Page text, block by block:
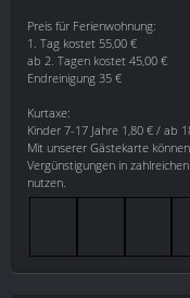
Preis für Ferienwohnung:
1. Tag kostet 55,00 €
ab 2. Tagen kostet 45,00 €
Endreinigung 35 €
Kurtaxe:
Kinder 7-17 Jahre 1,80 € / ab
Mit unserer Gästekarte
Vergünstigungen in
nutzen.